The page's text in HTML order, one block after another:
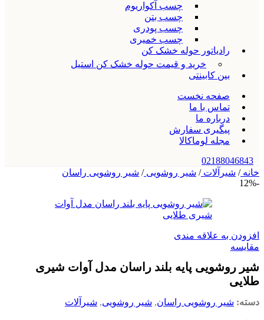
چسب آکواریوم
چسب بتن
چسب پودری
چسب خمیری
رادیاتور حوله خشک کن
خرید و قیمت حوله خشک کن استیل
بین کابینتی
صفحه نخست
تماس با ما
درباره ما
پیگیری سفارش
مجله لوماکالا
02188046843
خانه/ شیرآلات/ شیر روشویی/ شیر روشویی راسان
-12%
افزودن به علاقه مندی
مقایسه
شیر روشویی پایه بلند راسان مدل آوات شیری
طلایی
دسته: شیر روشویی راسان, شیر روشویی, شیرآلات